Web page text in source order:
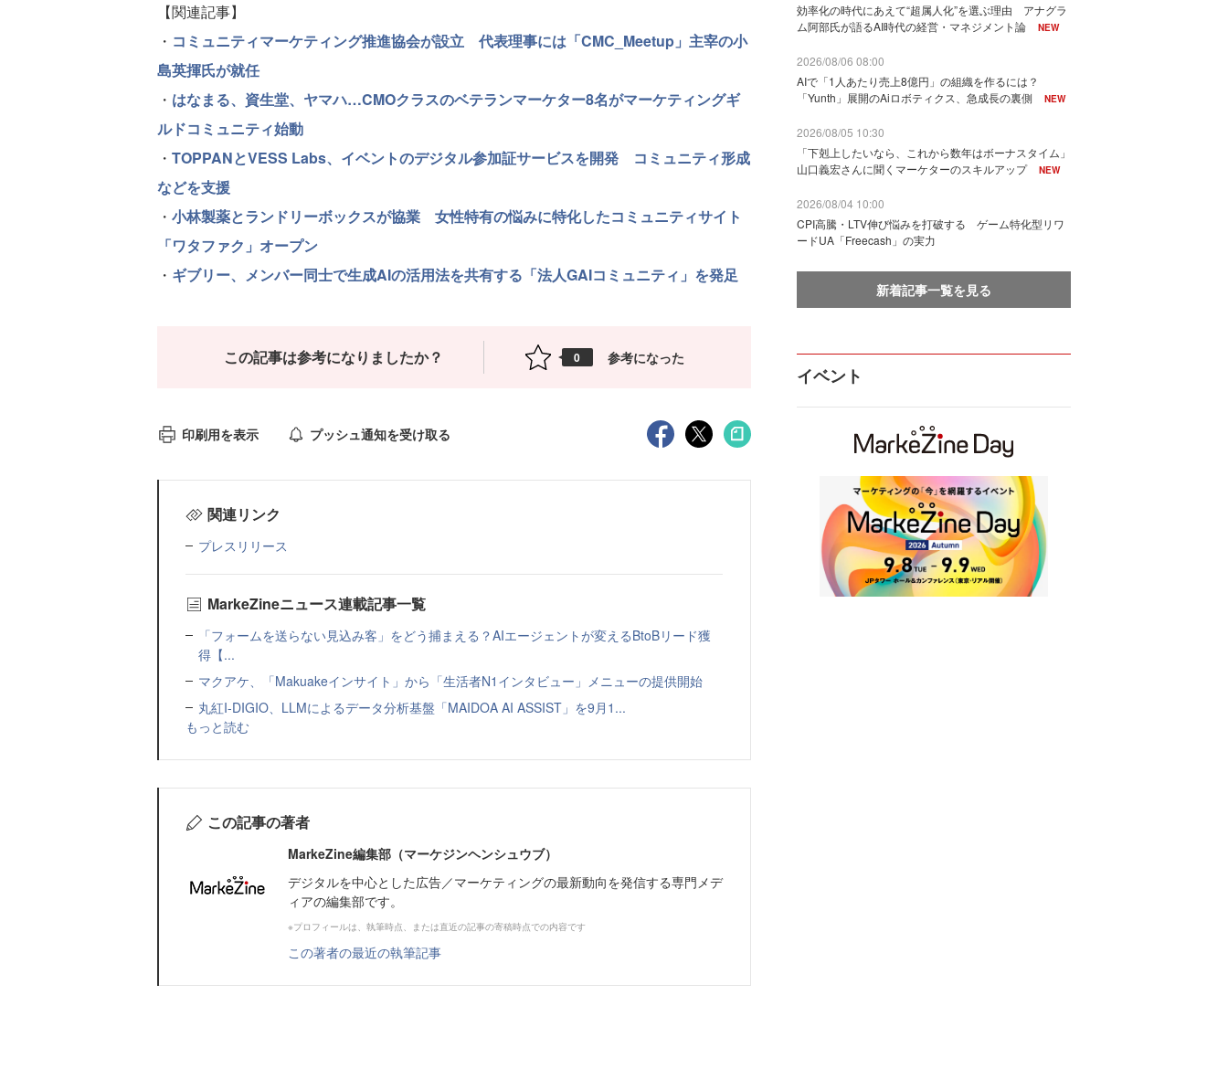
【関連記事】
・ コミュニティマーケティング推進協会が設立 代表理事には「CMC_Meetup」主宰の小
島英揮氏が就任
・ はなまる、資生堂、ヤマハ…CMOクラスのベテランマーケター8名がマーケティングギ
ルドコミュニティ始動
・ TOPPANとVESS Labs、イベントのデジタル参加証サービスを開発 コミュニティ形成
などを支援
・ 小林製薬とランドリーボックスが協業 女性特有の悩みに特化したコミュニティサイト
「ワタファク」オープン
・ ギブリー、メンバー同士で生成AIの活用法を共有する「法人GAIコミュニティ」を発足
この記事は参考になりましたか？ 0 参考になった
印刷用を表示 プッシュ通知を受け取る
関連リンク
プレスリリース
MarkeZineニュース連載記事一覧
「フォームを送らない見込み客」をどう捕まえる？AIエージェントが変えるBtoBリード獲
得【...
マクアケ、「Makuakeインサイト」から「生活者N1インタビュー」メニューの提供開始
丸紅I-DIGIO、LLMによるデータ分析基盤「MAIDOA AI ASSIST」を9月1...
もっと読む
この記事の著者
MarkeZine編集部（マーケジンヘンシュウブ）
デジタルを中心とした広告／マーケティングの最新動向を発信する専門メデ
ィアの編集部です。
※プロフィールは、執筆時点、または直近の記事の寄稿時点での内容です
この著者の最近の執筆記事
効率化の時代にあえて“超属人化”を選ぶ理由 アナグラ
ム阿部氏が語るAI時代の経営・マネジメント論
NEW
2026/08/06 08:00
AIで「1人あたり売上8億円」の組織を作るには？
「Yunth」展開のAiロボティクス、急成長の裏側
NEW
2026/08/05 10:30
「下剋上したいなら、これから数年はボーナスタイム」
山口義宏さんに聞くマーケターのスキルアップ
NEW
2026/08/04 10:00
CPI高騰・LTV伸び悩みを打破する ゲーム特化型リワ
ードUA「Freecash」の実力
新着記事一覧を見る
イベント